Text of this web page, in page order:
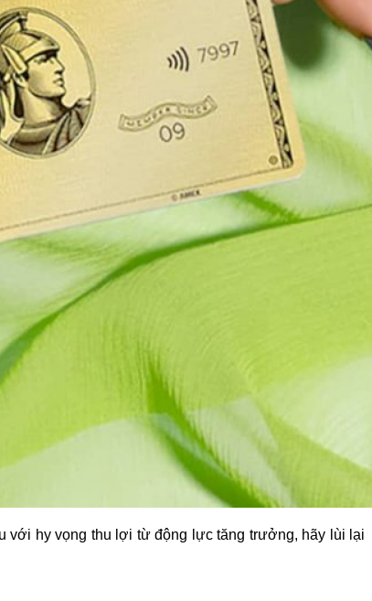
với hy vọng thu lợi từ động lực tăng trưởng, hãy lùi lại